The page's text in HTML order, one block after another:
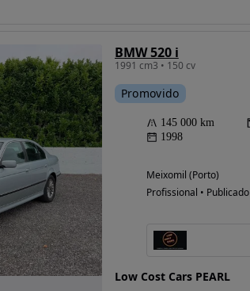
BMW 520 i
1991 cm3 • 150 cv
Promovido
145 000 km
1998
Meixomil (Porto)
Profissional • Publicado
Low Cost Cars PEARL